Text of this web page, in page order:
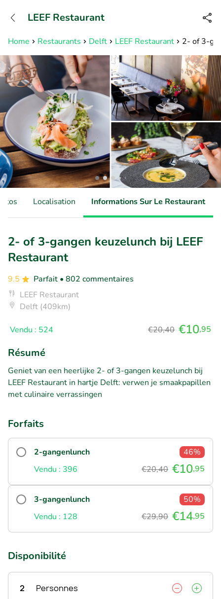
Disponible jusqu'à 23:00 heures
Home Restaurants Delft LEEF Restaurant 2- of 3-
LEEF Restaurant
Localisation Informations Sur Le Restaurant
2- of 3-gangen keuzelunch bij LEEF
Restaurant
9.5 Parfait • 802 commentaires
LEEF Restaurant
Delft (409km)
Vendu : 524 €20,40 €10,95
Résumé
Geniet van een heerlijke 2- of 3-gangen keuzelunch bij
LEEF Restaurant in hartje Delft: verwen je smaakpapillen
met culinaire verrassingen
Forfaits
2-gangenlunch
46%
Vendu : 396
€20,40 €10,95
3-gangenlunch
50%
Vendu : 128
€29,90 €14,95
Disponibilité
2 Personnes